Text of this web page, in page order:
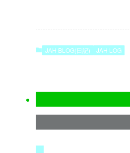
JAH BLOG(日記) JAH LOG